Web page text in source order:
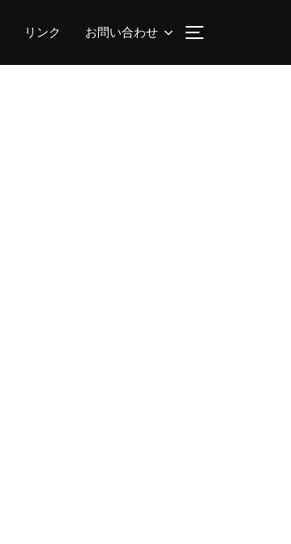
リンク お問い合わせ サイドバーと